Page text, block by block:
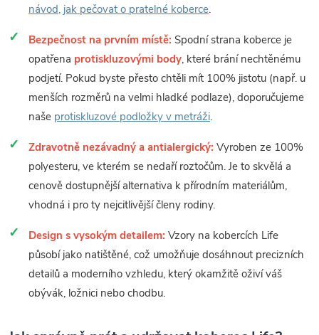
návod, jak pečovat o pratelné koberce.
Bezpečnost na prvním místě: Spodní strana koberce je
opatřena protiskluzovými body, které brání nechtěnému
podjetí. Pokud byste přesto chtěli mít 100% jistotu (např. u
menších rozměrů na velmi hladké podlaze), doporučujeme
naše protiskluzové podložky v metráži.
Zdravotně nezávadný a antialergický: Vyroben ze 100%
polyesteru, ve kterém se nedaří roztočům. Je to skvělá a
cenově dostupnější alternativa k přírodním materiálům,
vhodná i pro ty nejcitlivější členy rodiny.
Design s vysokým detailem: Vzory na kobercích Life
působí jako natištěné, což umožňuje dosáhnout precizních
detailů a moderního vzhledu, který okamžitě oživí váš
obývák, ložnici nebo chodbu.